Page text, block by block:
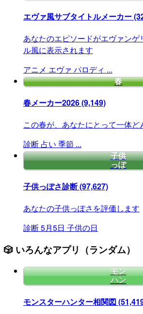
エヴァ風サブタイトルメーカー
あなたのエピソードがエヴァンゲ
ル風に表示されます
アニメ エヴァ パロディ ...
春
春メーカー2026(9,149)
この春が、あなたにとって一体ど
診断 占い 季節 ...
子供
っぽ
子供っぽさ診断(97,627)
あなたの子供っぽさを評価します
診断5月5日 子供の日
🎲 いろんなアプリ（ランダム）
モン
ハン
モンスターハンター相関図